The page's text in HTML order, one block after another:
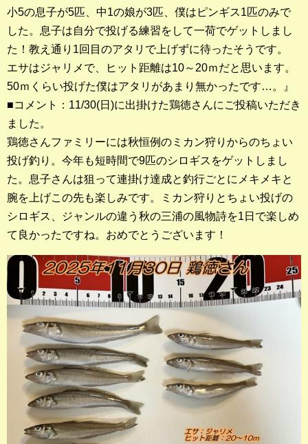
小5の息子が5匹、中1の娘が3匹、僕はピンギス1匹のみで
した。息子は自分で投げる練習をして一荷でゲットしまし
た！教え通り1回目のアタリで上げずに待ったそうです。
エサはジャリメで、ヒット距離は10～20ｍだと思います。
50ｍくらい投げた僕はアタリがあまり無かったです…。』
■コメント：11/30(日)に出掛けた鶏徳さんにご投稿いただき
ました。
鶏徳さんファミリーには秋恒例のミカン狩りからのちょい
投げ釣り。今年も短時間で9匹のシロギスをゲットしまし
た。息子さんは狙って連掛け達成と釣行ごとにメキメキと
腕を上げこの先も楽しみです。ミカン狩りとちょい投げの
シロギス、ジャンルの違う秋の三浦の風物詩を1日で楽しめ
て良かったですね。おめでとうございます！
クロダイ部門
メジナ部門
シロギス部門
過去の釣果ランキング
ブログ・釣行記
スタッフブログ
店長釣行記
スタッフ釣行記
釣果投稿フォーム
お問い合わせ